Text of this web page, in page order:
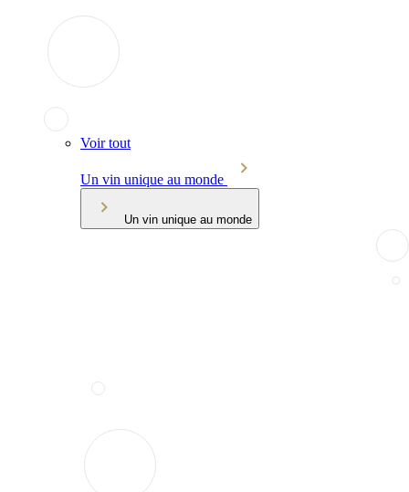
Voir tout
Un vin unique au monde
Un vin unique au monde